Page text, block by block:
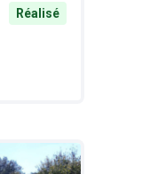
Réalisé